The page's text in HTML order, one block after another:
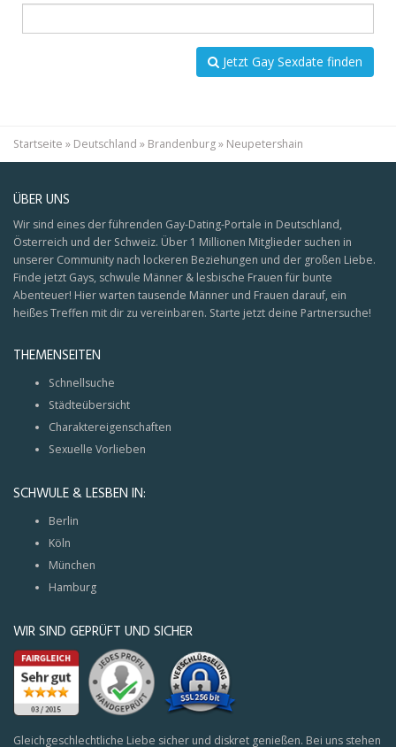
Jetzt Gay Sexdate finden
Startseite » Deutschland » Brandenburg» Neupetershain
ÜBER UNS
Wir sind eines der führenden Gay-Dating-Portale in Deutschland,
Österreich und der Schweiz. Über 1 Millionen Mitglieder suchen in
unserer Community nach lockeren Beziehungen und der großen Liebe.
Finde jetzt Gays, schwule Männer & lesbische Frauen für bunte
Abenteuer! Hier warten tausende Männer und Frauen darauf, ein
heißes Treffen mit dir zu vereinbaren. Starte jetzt deine Partnersuche!
THEMENSEITEN
Schnellsuche
Städteübersicht
Charaktereigenschaften
Sexuelle Vorlieben
SCHWULE & LESBEN IN:
Berlin
Köln
München
Hamburg
WIR SIND GEPRÜFT UND SICHER
Gleichgeschlechtliche Liebe sicher und diskret genießen. Bei uns stehen